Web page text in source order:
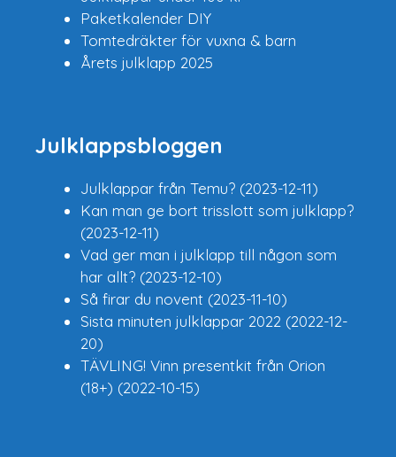
Paketkalender DIY
Tomtedräkter för vuxna & barn
Årets julklapp 2025
Julklappsbloggen
Julklappar från Temu? (2023-12-11)
Kan man ge bort trisslott som julklapp?
(2023-12-11)
Vad ger man i julklapp till någon som
har allt? (2023-12-10)
Så firar du novent (2023-11-10)
Sista minuten julklappar 2022 (2022-12-
20)
TÄVLING! Vinn presentkit från Orion
(18+) (2022-10-15)